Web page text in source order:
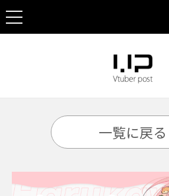
一覧に戻る